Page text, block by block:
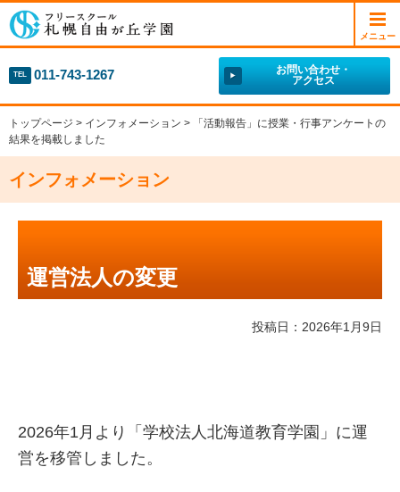
フリースクール 札幌自由が丘学園
TEL 011-743-1267
お問い合わせ・
アクセス
メニュー
トップページ > インフォメーション > 「活動報告」に授業・行事アンケートの
結果を掲載しました
インフォメーション
運営法人の変更
投稿日：2026年1月9日
2026年1月より「学校法人北海道教育学園」に運
営を移管しました。